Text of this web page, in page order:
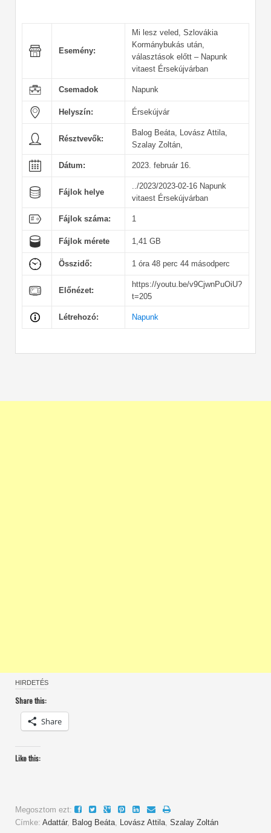
Esemény:
Mi lesz veled, Szlovákia
Kormánybukás után,
választások előtt – Napunk
vitaest Érsekújvárban
Csemadok Napunk
Helyszín: Érsekújvár
Résztvevők:
Balog Beáta, Lovász Attila,
Szalay Zoltán,
Dátum: 2023. február 16.
Fájlok helye
../2023/2023-02-16 Napunk
vitaest Érsekújvárban
Fájlok száma: 1
Fájlok mérete 1,41 GB
Összidő: 1 óra 48 perc 44 másodperc
Előnézet:
https://youtu.be/v9CjwnPuOiU?
t=205
Létrehozó: Napunk
HIRDETÉS
Share this:
Share
Like this:
Megosztom ezt:
Címke: Adattár, Balog Beáta, Lovász Attila, Szalay Zoltán